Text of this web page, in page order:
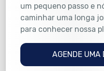
um pequeno passo e
caminhar uma longa
para conhecer nossa
AGENDE UMA